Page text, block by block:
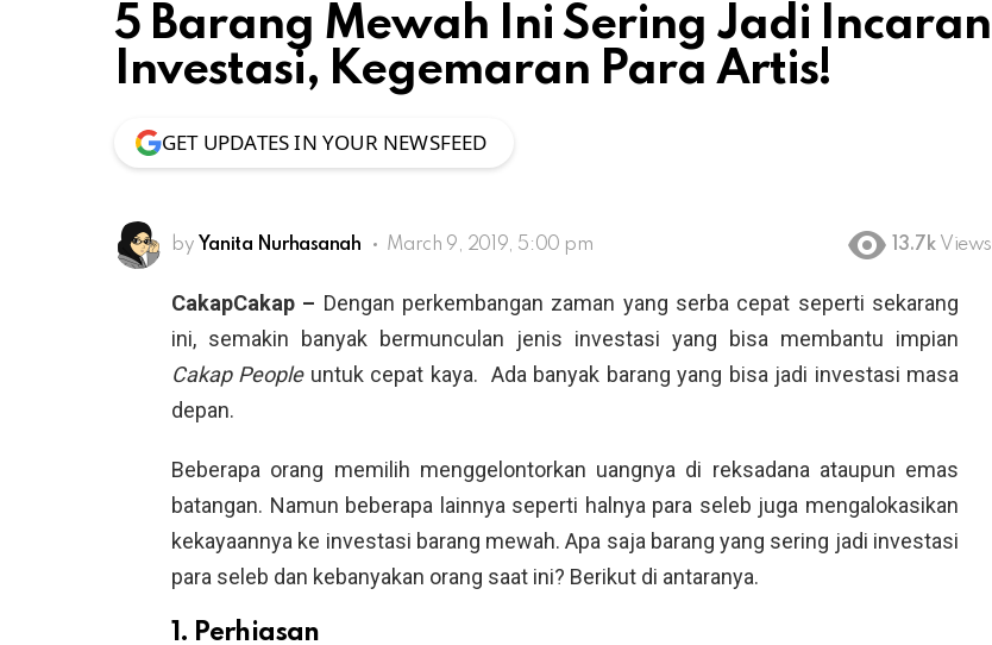
5 Barang Mewah Ini Sering Jadi Incaran
Investasi, Kegemaran Para Artis!
GET UPDATES IN YOUR NEWSFEED
by Yanita Nurhasanah March 9, 2019, 5:00 pm 13.7k Views
CakapCakap – Dengan perkembangan zaman yang serba cepat seperti sekarang
ini, semakin banyak bermunculan jenis investasi yang bisa membantu impian
Cakap Peopleuntuk cepat kaya. Ada banyak barang yang bisa jadi investasi masa
depan.
Beberapa orang memilih menggelontorkan uangnya di reksadana ataupun emas
batangan. Namun beberapa lainnya seperti halnya para seleb juga mengalokasikan
kekayaannya ke investasi barang mewah. Apa saja barang yang sering jadi investasi
para seleb dan kebanyakan orang saat ini? Berikut di antaranya.
1. Perhiasan